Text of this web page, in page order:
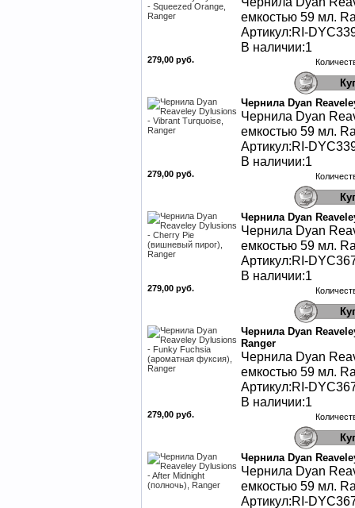
емкостью 59 мл.
Артикул:RI-
В наличии:1
279,00 руб.
Чернила Dyan
Чернила Dyan
емкостью 59 мл.
Артикул:RI-
В наличии:1
279,00 руб.
Чернила Dyan
Чернила Dyan
емкостью 59 мл.
Артикул:RI-
В наличии:1
279,00 руб.
Чернила Dyan
Ranger
Чернила Dyan
емкостью 59 мл.
Артикул:RI-
В наличии:1
279,00 руб.
Чернила Dyan
Чернила Dyan
емкостью 59 мл.
Артикул:RI-